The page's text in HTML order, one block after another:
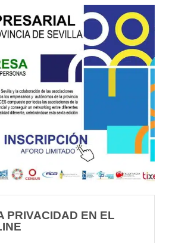
PRIVACIDAD EN EL